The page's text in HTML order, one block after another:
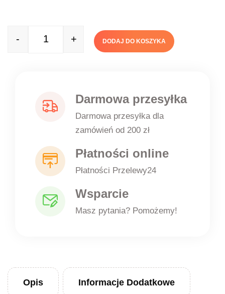
Quantity
- + DODAJ DO KOSZYKA
Darmowa przesyłka
Darmowa przesyłka dla
zamówień od 200 zł
Płatności online
Płatności Przelewy24
Wsparcie
Masz pytania? Pomożemy!
Opis Informacje Dodatkowe